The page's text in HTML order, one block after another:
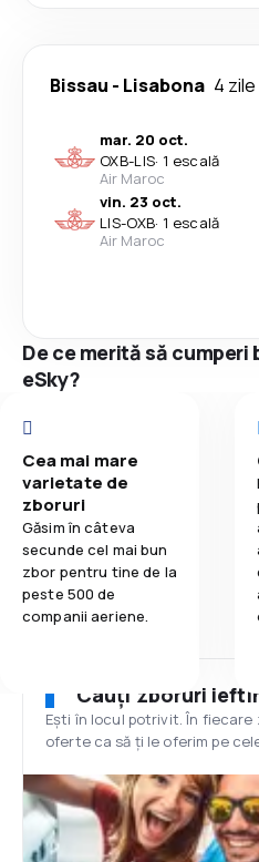
Bissau - Lisabona 4 zile
mar. 20 oct.
OXB-LIS· 1 escală
Air Maroc
vin. 23 oct.
LIS-OXB· 1 escală
Air Maroc
De ce merită să cumperi
eSky?
Cea mai mare
varietate de
zboruri
Găsim în câteva
secunde cel mai bun
zbor pentru tine de la
peste 500 de
companii aeriene.
Cauți zboruri
Ești în locul potrivit. În fiecare
oferte ca să ți le oferim pe